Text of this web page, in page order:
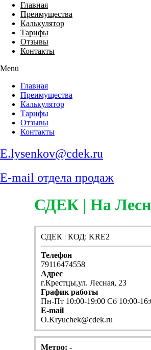
Главная
Преимущества
Калькулятор
Тарифы
Отзывы
Контакты
Menu
Главная
Преимущества
Калькулятор
Тарифы
Отзывы
Контакты
E.lysenkov@cdek.ru
E-mail отдела продаж
СДЕК | На
СДЕК | КОД: KRE2
Телефон
79116474558
Адрес
г.Крестцы,ул. Лесная, 23
График работы
Пн-Пт 10:00-19:00 Сб 10:00-
E-mail
O.Kryuchek@cdek.ru
Метро:-